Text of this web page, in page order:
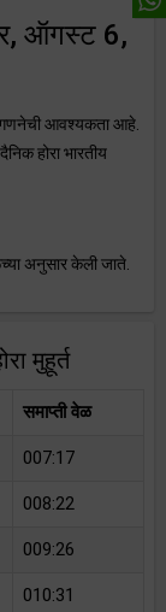
ऑगस्ट 6,
गणनेची आवश्यकता आहे.
होरा भारतीय
अनुसार केली जाते.
मुहूर्त
समाप्ती वेळ
007:17
008:22
009:26
010:31